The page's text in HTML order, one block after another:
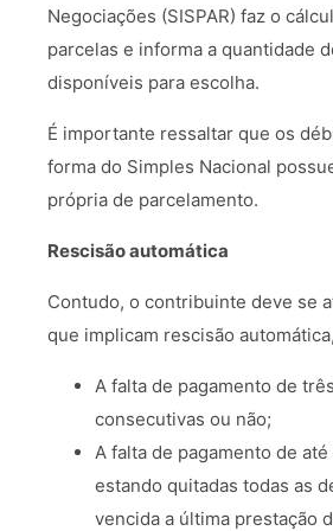
Negociações (SISPAR) faz o
parcelas e informa a quantidade
disponíveis para escolha.
É importante ressaltar que os
forma do Simples Nacional
própria de parcelamento.
Rescisão automática
Contudo, o contribuinte deve se
que implicam rescisão
A falta de pagamento de
consecutivas ou não;
A falta de pagamento de
estando quitadas todas as
vencida a última prestação